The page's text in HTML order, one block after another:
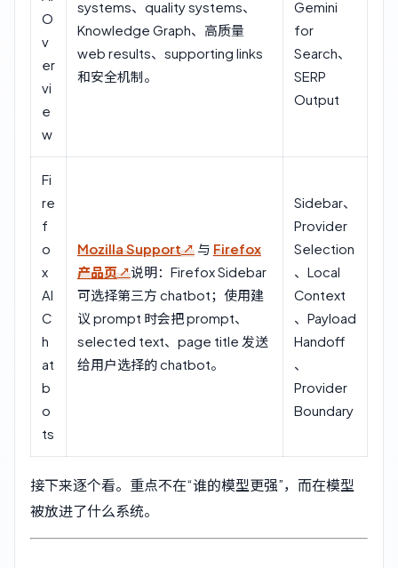
O
v
er
vi
e
w
systems、quality systems、
Knowledge Graph、高质量
web results、supporting links
和安全机制。
Gemini
for
Search、
SERP
Output
Fi
re
f
o
x
AI
C
h
at
b
o
ts
Mozilla Support 与 Firefox
产品页
说明：Firefox Sidebar
可选择第三方 chatbot；使用建
议 prompt 时会把 prompt、
selected text、page title 发送
给用户选择的 chatbot。
Sidebar、
Provider
Selection
、Local
Context
、Payload
Handoff
、
Provider
Boundary
接下来逐个看。重点不在“谁的模型更强”，而在模型
被放进了什么系统。